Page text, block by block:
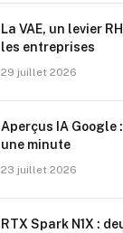
La VAE, un levier
les entreprises
29 juillet 2026
Aperçus IA Google
une minute
23 juillet 2026
RTX Spark N1X :